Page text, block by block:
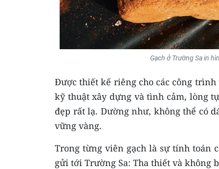
Gạch ở Trường Sa in
Được thiết kế riêng cho các công
kỹ thuật xây dựng và tình cảm, lòng
đẹp rất lạ. Dường như, không thể có
vững vàng.
Trong từng viên gạch là sự tính toán
gửi tới Trường Sa: Tha thiết và không